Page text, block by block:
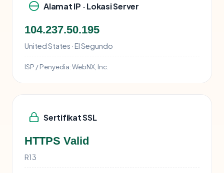
Alamat IP · Lokasi Server
104.237.50.195
United States · El Segundo
ISP / Penyedia:WebNX, Inc.
Sertifikat SSL
HTTPS Valid
R13